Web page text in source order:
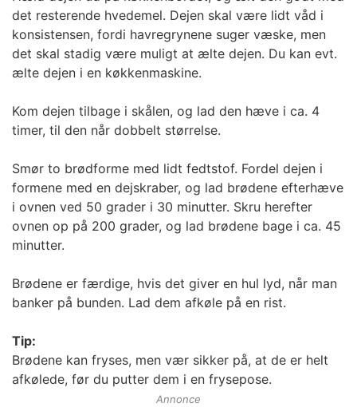
det resterende hvedemel. Dejen skal være lidt våd i
konsistensen, fordi havregrynene suger væske, men
det skal stadig være muligt at ælte dejen. Du kan evt.
ælte dejen i en køkkenmaskine.
Kom dejen tilbage i skålen, og lad den hæve i ca. 4
timer, til den når dobbelt størrelse.
Smør to brødforme med lidt fedtstof. Fordel dejen i
formene med en dejskraber, og lad brødene efterhæve
i ovnen ved 50 grader i 30 minutter. Skru herefter
ovnen op på 200 grader, og lad brødene bage i ca. 45
minutter.
Brødene er færdige, hvis det giver en hul lyd, når man
banker på bunden. Lad dem afkøle på en rist.
Tip:
Brødene kan fryses, men vær sikker på, at de er helt
afkølede, før du putter dem i en frysepose.
Annonce